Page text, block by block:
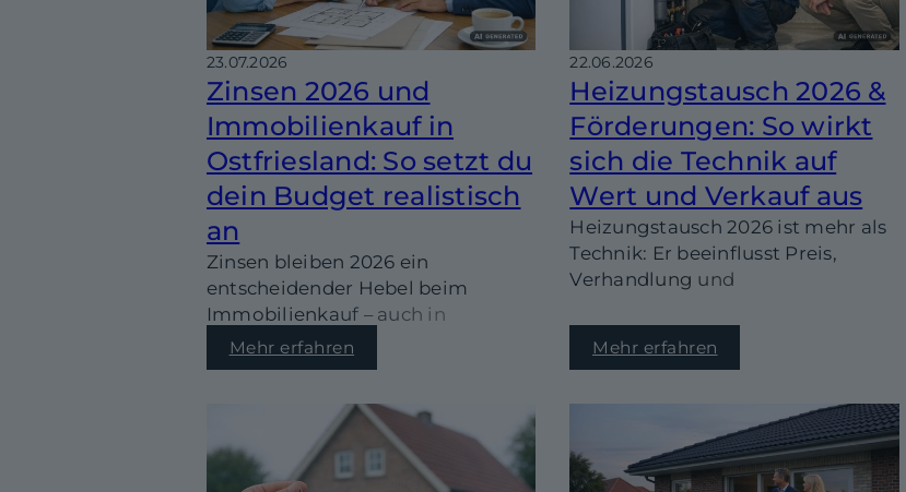
23.07.2026
Zinsen 2026 und
Immobilienkauf in
Ostfriesland: So setzt du
dein Budget realistisch
an
Zinsen bleiben 2026 ein
entscheidender Hebel beim
Immobilienkauf – auch in
Ostfriesland. Wir zeigen dir, wie
du Kaufpreis, Nebenkosten, Rate
zusammenbringst, damit du mit
einem sauberen Budget suchst
statt nach Bauchgefühl.
Mehr erfahren
22.06.2026
Heizungstausch 2026 &
Förderungen: So wirkt
sich die Technik auf
Wert und Verkauf aus
Heizungstausch 2026 ist mehr als
Technik: Er beeinflusst Preis,
Verhandlung und
du, wie Förderungen wirken und
welche Schritte beim Verkauf in
Mehr erfahren